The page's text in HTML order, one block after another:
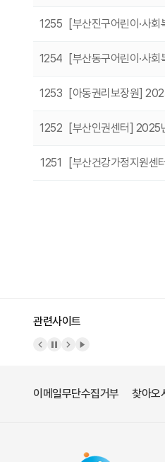
1255 [부산진구어린이·사
1254 [부산동구어린이·사
1253 [아동권리보장원]
1252 [부산인권센터] 2025
1251 [부산건강가정지원센
관련사이트
이메일무단수집거부 찾아오